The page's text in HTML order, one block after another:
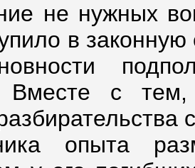
не нужных
в законную
Вместе с тем,
опыта